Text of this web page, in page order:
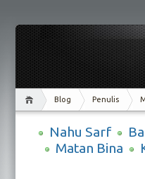
Blog Penulis
Nahu Sarf
Matan Bina